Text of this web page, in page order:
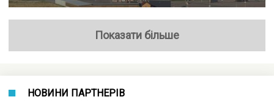
Показати більше
НОВИНИ ПАРТНЕРІВ